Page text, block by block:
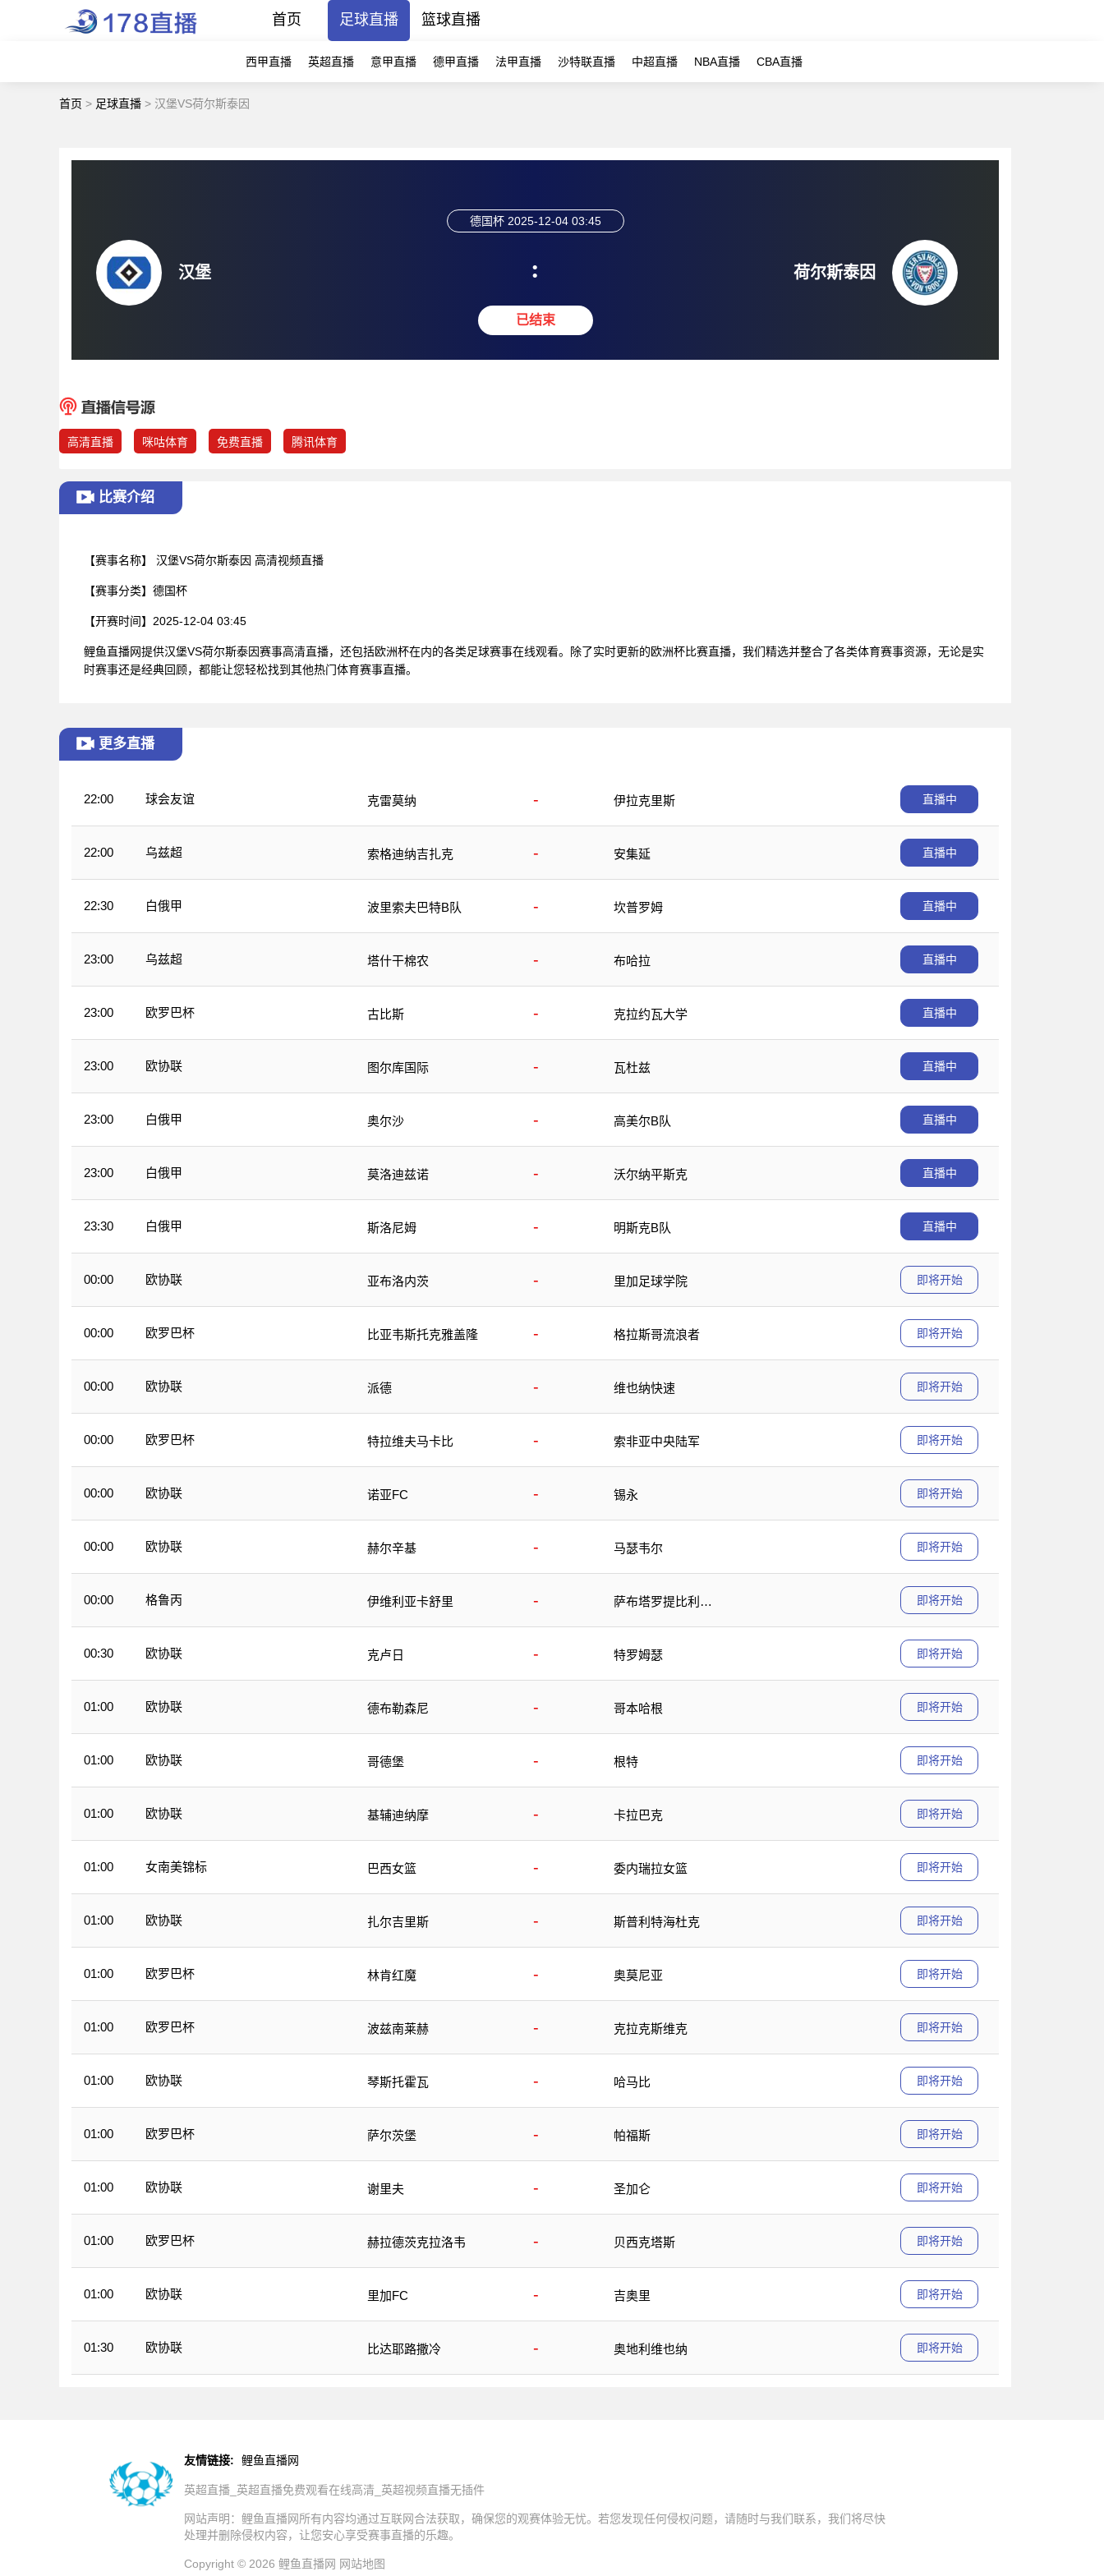
首页 足球直播 篮球直播
西甲直播 英超直播 意甲直播 德甲直播 法甲直播 沙特联直播 中超直播 NBA直播 CBA直播
首页 > 足球直播 > 汉堡VS荷尔斯泰因
汉堡
德国杯 2025-12-04 03:45
:
已结束
荷尔斯泰因
高清直播 咪咕体育 免费直播 腾讯体育
比赛介绍
【赛事名称】 汉堡VS荷尔斯泰因 高清视频直播
【赛事分类】 德国杯
【开赛时间】 2025-12-04 03:45
鲤鱼直播网提供汉堡VS荷尔斯泰因赛事高清直播，还包括欧洲杯在内的各类足球赛事在线观看。除了实时更新的欧洲杯比赛直播，我们精选并整合了各类体育赛事资源，无论是实
时赛事还是经典回顾，都能让您轻松找到其他热门体育赛事直播。
更多直播
22:00 球会友谊 克雷莫纳 - 伊拉克里斯 直播中
22:00 乌兹超 索格迪纳吉扎克 - 安集延 直播中
22:30 白俄甲 波里索夫巴特B队 - 坎普罗姆 直播中
23:00 乌兹超 塔什干棉农 - 布哈拉 直播中
23:00 欧罗巴杯 古比斯 - 克拉约瓦大学 直播中
23:00 欧协联 图尔库国际 - 瓦杜兹 直播中
23:00 白俄甲 奥尔沙 - 高美尔B队 直播中
23:00 白俄甲 莫洛迪兹诺 - 沃尔纳平斯克 直播中
23:30 白俄甲 斯洛尼姆 - 明斯克B队 直播中
00:00 欧协联 亚布洛内茨 - 里加足球学院 即将开始
00:00 欧罗巴杯 比亚韦斯托克雅盖隆 - 格拉斯哥流浪者 即将开始
00:00 欧协联 派德 - 维也纳快速 即将开始
00:00 欧罗巴杯 特拉维夫马卡比 - 索非亚中央陆军 即将开始
00:00 欧协联 诺亚FC - 锡永 即将开始
00:00 欧协联 赫尔辛基 - 马瑟韦尔 即将开始
00:00 格鲁丙 伊维利亚卡舒里 -
萨布塔罗提比利锡
即将开始
00:30 欧协联 克卢日 - 特罗姆瑟 即将开始
01:00 欧协联 德布勒森尼 - 哥本哈根 即将开始
01:00 欧协联 哥德堡 - 根特 即将开始
01:00 欧协联 基辅迪纳摩 - 卡拉巴克 即将开始
01:00 女南美锦标 巴西女篮 - 委内瑞拉女篮 即将开始
01:00 欧协联 扎尔吉里斯 - 斯普利特海杜克 即将开始
01:00 欧罗巴杯 林肯红魔 - 奥莫尼亚 即将开始
01:00 欧罗巴杯 波兹南莱赫 - 克拉克斯维克 即将开始
01:00 欧协联 琴斯托霍瓦 - 哈马比 即将开始
01:00 欧罗巴杯 萨尔茨堡 - 帕福斯 即将开始
01:00 欧协联 谢里夫 - 圣加仑 即将开始
01:00 欧罗巴杯 赫拉德茨克拉洛韦 - 贝西克塔斯 即将开始
01:00 欧协联 里加FC - 吉奥里 即将开始
01:30 欧协联 比达耶路撒冷 - 奥地利维也纳 即将开始
友情链接: 鲤鱼直播网
英超直播_英超直播免费观看在线高清_英超视频直播无插件
网站声明：鲤鱼直播网所有内容均通过互联网合法获取，确保您的观赛体验无忧。若您发现任何侵权问题，请随时与我们联系，我们将尽快
处理并删除侵权内容，让您安心享受赛事直播的乐趣。
Copyright © 2026 鲤鱼直播网 网站地图